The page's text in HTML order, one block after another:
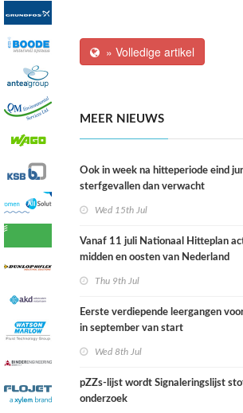
» Volledige artikel
MEER NIEUWS
Ook in week na hitteperiode eind
sterfgevallen dan verwacht
Wed 15th Jul
Vanaf 11 juli Nationaal Hitteplan
midden en oosten van Nederland
Thu 9th Jul
Eerste verdiepende leergangen
in september van start
Wed 8th Jul
pZZs-lijst wordt Signaleringslijst
onderzoek